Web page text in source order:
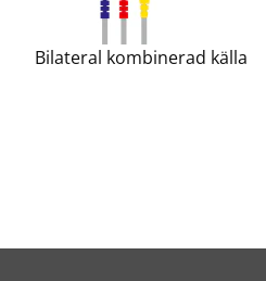
Bilateral kombinerad källa